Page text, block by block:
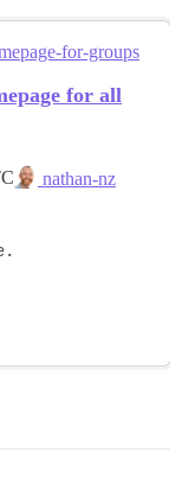
for-groups
for all
nathan-nz